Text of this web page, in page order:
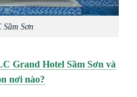
Sơn
Grand Hotel Sầm Sơn và
nơi nào?